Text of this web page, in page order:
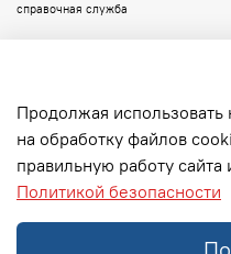
Клиенту
Информация
справочная служба
Продолжая использовать
на обработку файлов
правильную работу
Политикой безопасности